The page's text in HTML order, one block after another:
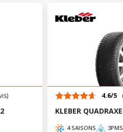
4.6/5
KLEBER
4 SAISONS